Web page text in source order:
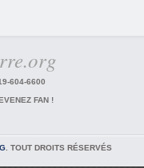
604-6600
FAN !
. TOUT DROITS RÉSERVÉS